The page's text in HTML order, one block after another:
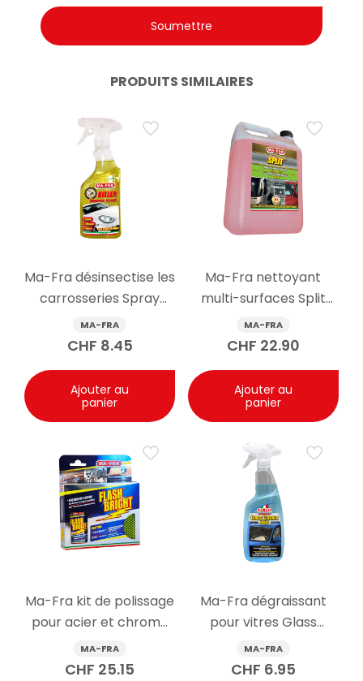
PRODUITS SIMILAIRES
Ma-Fra désinsectise les
carrosseries Spray
tueur 500ml
MA-FRA
CHF 8.45
Ajouter au
panier
Ma-Fra nettoyant
multi-surfaces Split
Dual 4500ml
MA-FRA
CHF 22.90
Ajouter au
panier
Ma-Fra kit de polissage
pour acier et chrome
Flash Bright 80ml
MA-FRA
CHF 25.15
Ma-Fra dégraissant
pour vitres Glass
Cleaner Plus spray
750ml
MA-FRA
CHF 6.95